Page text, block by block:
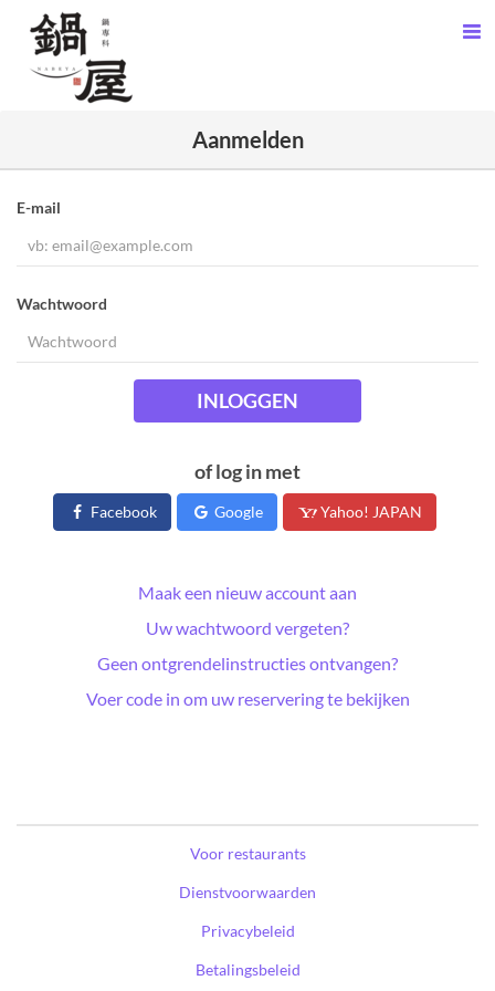
Aanmelden
E-mail
Wachtwoord
INLOGGEN
of log in met
Facebook Google Yahoo! JAPAN
Maak een nieuw account aan
Uw wachtwoord vergeten?
Geen ontgrendelinstructies ontvangen?
Voer code in om uw reservering te bekijken
Voor restaurants
Dienstvoorwaarden
Privacybeleid
Betalingsbeleid